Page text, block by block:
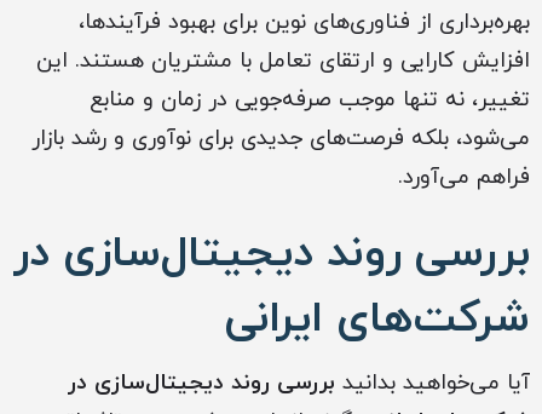
بهره‌برداری از فناوری‌های نوین برای بهبود فرآیندها،
افزایش کارایی و ارتقای تعامل با مشتریان هستند. این
تغییر، نه تنها موجب صرفه‌جویی در زمان و منابع
می‌شود، بلکه فرصت‌های جدیدی برای نوآوری و رشد بازار
فراهم می‌آورد.
بررسی روند دیجیتال‌سازی در
شرکت‌های ایرانی
آیا می‌خواهید بدانید بررسی روند دیجیتال‌سازی در